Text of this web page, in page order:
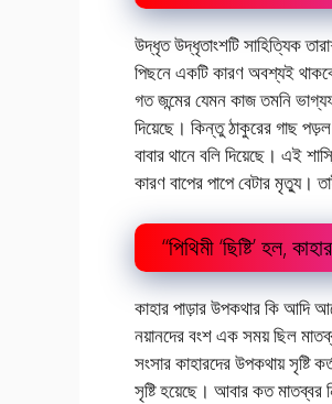
উদ্ধৃত উদ্ধৃতাংশটি সাহিত্যিক
পিছনে একটি কারণ অবশ্যই
গত জন্মের যেমন কাজ তমনি
দিয়েছে। কিন্তু ঠাকুরের গাছ পড়ল
বাবার থানে বলি দিয়েছে। এই
কারণ বাপের পাপে বেটার মৃত্যু।
“পিথিমী ‘ছিষ্টি’ হল,
কাহার পাড়ার উপকথার কি আদি
নয়ানদের বংশ এক সময় ছিল
সংসার কাহারদের উপকথায় সৃষ্টি
সৃষ্টি হয়েছে। আবার কত মাতব্বর